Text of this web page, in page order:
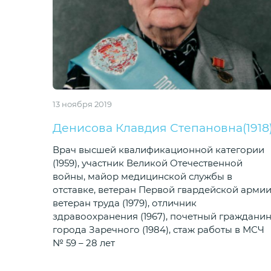
13 ноября 2019
Денисова Клавдия
Врач высшей квалификационной категории
(1959), участник Великой Отечественной
войны, майор медицинской службы в
отставке, ветеран Первой гвардейской
ветеран труда (1979), отличник
здравоохранения (1967), почетный гражданин
города Заречного (1984), стаж работы в МСЧ
№ 59 – 28 лет